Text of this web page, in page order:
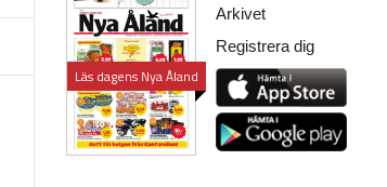
Läs dagens Nya Åland
Arkivet
Registrera dig